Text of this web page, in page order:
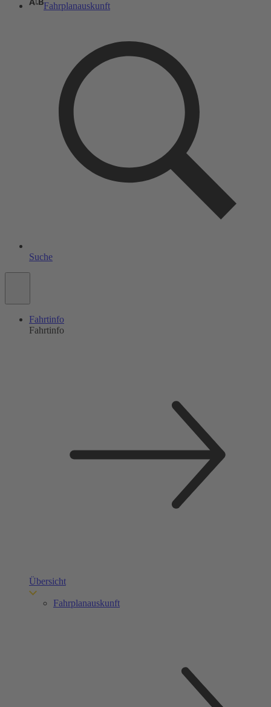
Fahrplanauskunft
Suche
Fahrtinfo
Fahrtinfo
Übersicht
Fahrplanauskunft